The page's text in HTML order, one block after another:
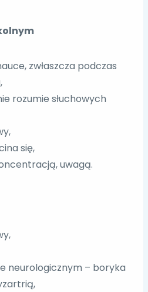
zwłaszcza podczas
rozumie słuchowych
się,
uwagą.
neurologicznym – boryka